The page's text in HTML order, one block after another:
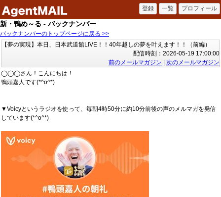
新・鴨め～る - バックナンバー
バックナンバーのトップページに戻る >>
【夢の実現】本日、日本武道館LIVE！！40年越しの夢を叶えます！！（前編）
配信時刻：2026-05-19 17:00:00
前のメールマガジン
次のメールマガジン
◯◯◯さん！こんにちは！
鴨頭嘉人です(*^o^*)
▼Voicyというラジオを使って、毎朝4時50分に約10分前後の声のメルマガを発信
しています(*^o^*)